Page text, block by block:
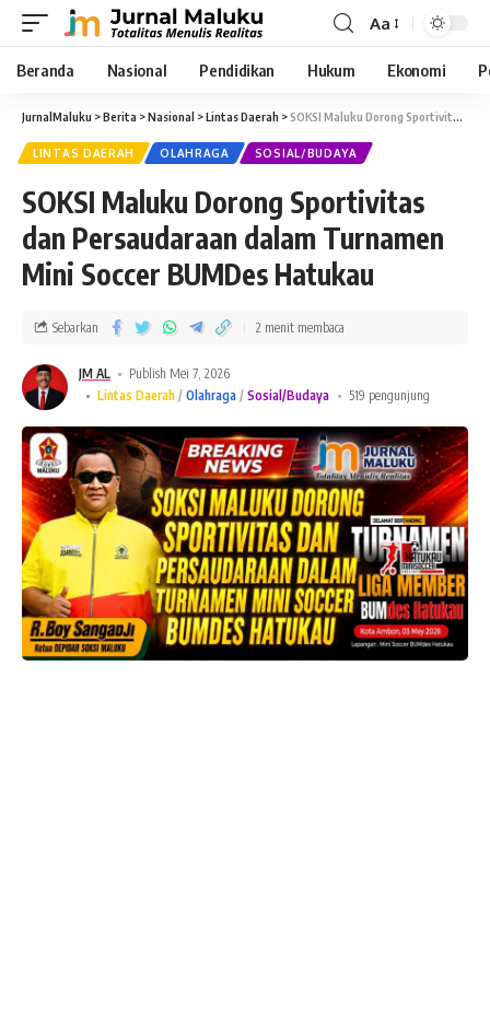
Aa
Beranda Nasional Pendidikan Hukum Ekonomi
JurnalMaluku >Berita >Nasional >Lintas Daerah >SOKSI Maluku Dorong Sportivitas dan Persaudaraan dalam Turnamen Mini Soccer BUMDes Hatukau
LINTAS DAERAH OLAHRAGA SOSIAL/BUDAYA
SOKSI Maluku Dorong Sportivitas
dan Persaudaraan dalam Turnamen
Mini Soccer BUMDes Hatukau
JM AL
Publish Mei 7, 2026
Lintas Daerah
Olahraga Sosial/Budaya 519 pengunjung
Sebarkan 2 menit membaca